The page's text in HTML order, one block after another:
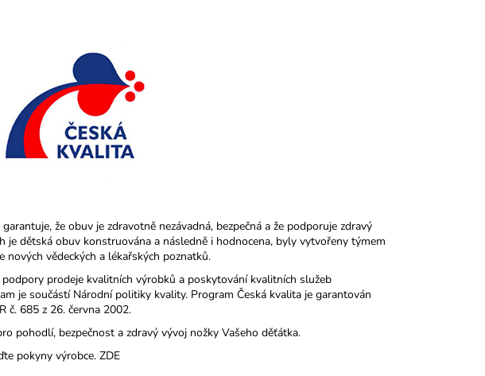
že obuv je zdravotně nezávadná, bezpečná a že podporuje zdravý
je dětská obuv konstruována a následně i hodnocena, byly vytvořeny týmem
vědeckých a lékařských poznatků.
prodeje kvalitních výrobků a poskytování kvalitních služeb
je součástí Národní politiky kvality. Program Česká kvalita je garantován
č. 685 z 26. června 2002.
pohodlí, bezpečnost a zdravý vývoj nožky Vašeho děťátka.
pokyny výrobce. ZDE